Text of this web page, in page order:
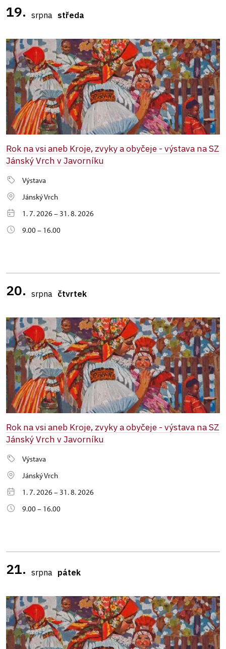
19. srpna středa
Rok na vsi aneb Kroje, zvyky a obyčeje - výstava na SZ
Jánský Vrch v Javorníku
Výstava
Jánský Vrch
1. 7. 2026 – 31. 8. 2026
9.00 – 16.00
20. srpna čtvrtek
Rok na vsi aneb Kroje, zvyky a obyčeje - výstava na SZ
Jánský Vrch v Javorníku
Výstava
Jánský Vrch
1. 7. 2026 – 31. 8. 2026
9.00 – 16.00
21. srpna pátek